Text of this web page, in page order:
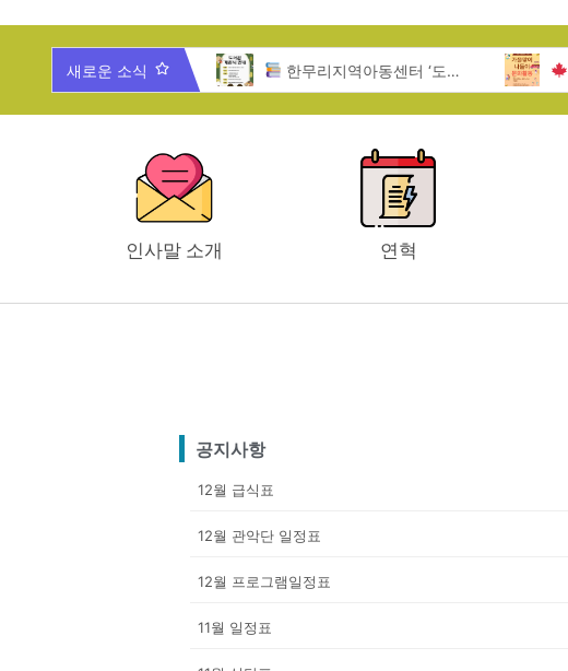
새로운 소식
년 한무리 가족과 함께 하는 송년잔치 한무리지역아동센터 ‘도서관 개관식’ 안내
인사말 소개 연혁
공지사항
12월 급식표
12월 관악단 일정표
12월 프로그램일정표
11월 일정표